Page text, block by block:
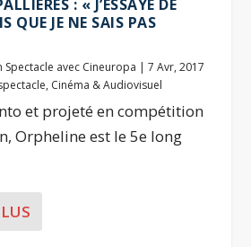
: « J’ESSAYE DE
QUE JE NE SAIS PAS
Spectacle avec Cineuropa |7 Avr, 2017
, Cinéma & Audiovisuel
et projeté en compétition
Orpheline est le 5e long